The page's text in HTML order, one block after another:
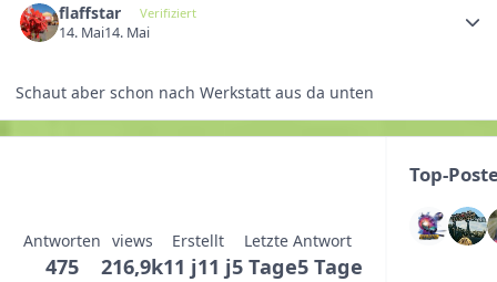
flaffstar Verifiziert
14. Mai14. Mai
Schaut aber schon nach Werkstatt aus da unten
Antworten
475
views
216,9k
Erstellt
11 j11 j
Letzte Antwort
5 Tage5 Tage
Top-